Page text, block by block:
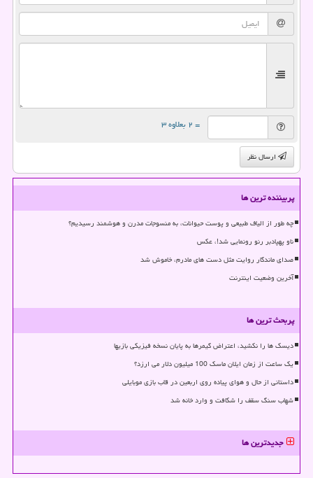
= ۲ بعلاوه ۳
ارسال نظر
پربیننده ترین ها
چه طور از الیاف طبیعی و پوست حیوانات، به منسوجات مدرن و هوشمند رسیدیم؟
ناو پهپادبر رنو رونمایی شد!، عکس
صدای ماندگار روایت مثل دست های مادرم، خاموش شد
آخرین وضعیت اینترنت
پربحث ترین ها
دیسک ها را نکشید، اعتراض گیمرها به پایان نسخه فیزیکی بازیها
یک ساعت از زمان ایلان ماسک 100 میلیون دلار می ارزد؟
داستانی از حال و هوای پیاده روی اربعین در قاب بازی موبایلی
شهاب سنگ سقف را شکافت و وارد خانه شد
جدیدترین ها